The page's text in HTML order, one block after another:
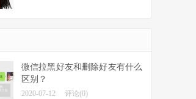
微信拉黑好友和删除好友有什么
区别？
2020-07-12 评论(0)